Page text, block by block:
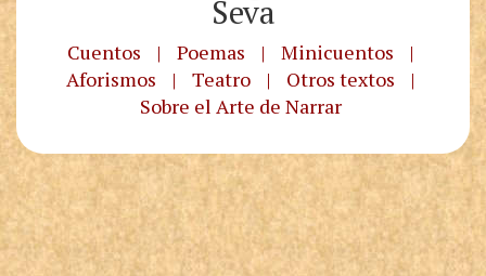
Seva
Cuentos | Poemas | Minicuentos
|
Aforismos
| Teatro | Otros textos
|
Sobre el Arte de Narrar